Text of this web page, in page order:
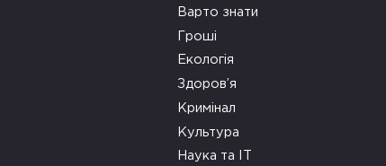
Варто знати
Гроші
Екологія
Здоров’я
Кримінал
Культура
Наука та ІТ